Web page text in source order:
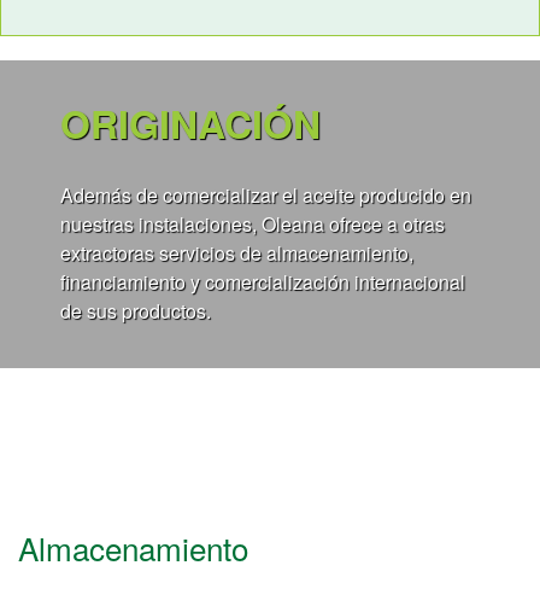
ORIGINACIÓN
Además de comercializar el aceite producido en
nuestras instalaciones, Oleana ofrece a otras
extractoras servicios de almacenamiento,
financiamiento y comercialización internacional
de sus productos.
Almacenamiento